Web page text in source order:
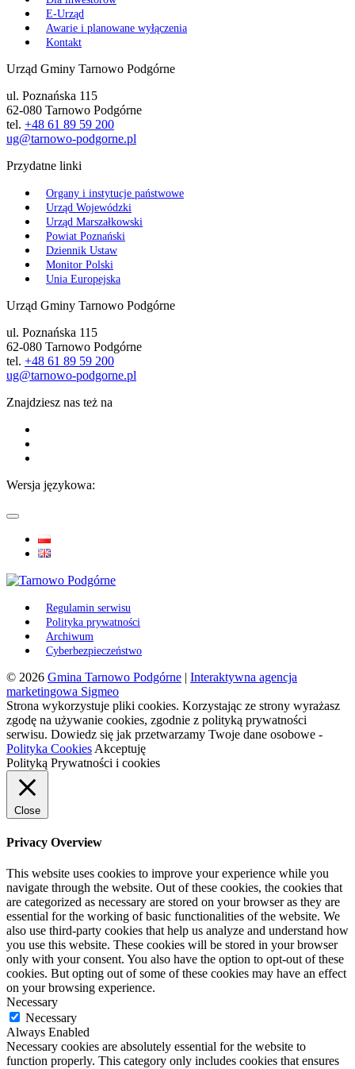
E-Urząd
Awarie i planowane wyłączenia
Kontakt
Urząd Gminy Tarnowo Podgórne
ul. Poznańska 115
62-080 Tarnowo Podgórne
tel. +48 61 89 59 200
ug@tarnowo-podgorne.pl
Przydatne linki
Organy i instytucje państwowe
Urząd Wojewódzki
Urząd Marszałkowski
Powiat Poznański
Dziennik Ustaw
Monitor Polski
Unia Europejska
Urząd Gminy Tarnowo Podgórne
ul. Poznańska 115
62-080 Tarnowo Podgórne
tel. +48 61 89 59 200
ug@tarnowo-podgorne.pl
Znajdziesz nas też na
Wersja językowa:
Regulamin serwisu
Polityka prywatności
Archiwum
Cyberbezpieczeństwo
© 2026 Gmina Tarnowo Podgórne | Interaktywna agencja
marketingowa Sigmeo
Strona wykorzystuje pliki cookies. Korzystając ze strony wyrażasz
zgodę na używanie cookies, zgodnie z polityką prywatności
serwisu. Dowiedz się jak przetwarzamy Twoje dane osobowe -
Polityka Cookies Akceptuję
Polityką Prywatności i cookies
Close
Privacy Overview
This website uses cookies to improve your experience while you
navigate through the website. Out of these cookies, the cookies that
are categorized as necessary are stored on your browser as they are
essential for the working of basic functionalities of the website. We
also use third-party cookies that help us analyze and understand how
you use this website. These cookies will be stored in your browser
only with your consent. You also have the option to opt-out of these
cookies. But opting out of some of these cookies may have an effect
on your browsing experience.
Necessary
Necessary
Always Enabled
Necessary cookies are absolutely essential for the website to
function properly. This category only includes cookies that ensures